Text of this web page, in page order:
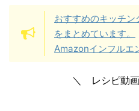
おすすめのキッチ
をまとめています。
Amazonインフルエ
＼ レシピ動